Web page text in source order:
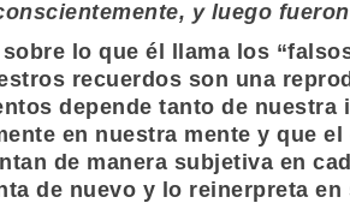
y luego
lo que él llama los
recuerdos son una
depende tanto de
en nuestra mente y que
de manera subjetiva en
de nuevo y lo reinerpreta en